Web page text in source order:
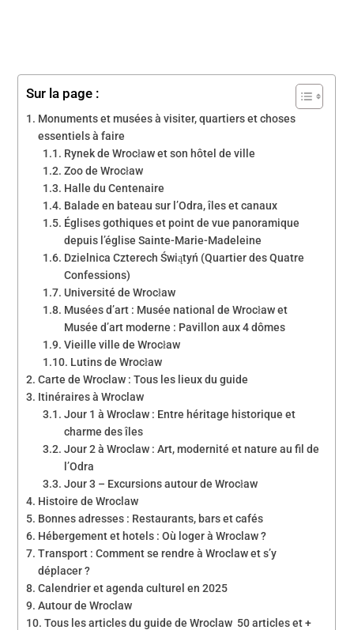
Sur la page :
Monuments et musées à visiter, quartiers et choses
essentiels à faire
Rynek de Wrocław et son hôtel de ville
Zoo de Wrocław
Halle du Centenaire
Balade en bateau sur l’Odra, îles et canaux
Églises gothiques et point de vue panoramique
depuis l’église Sainte-Marie-Madeleine
Dzielnica Czterech Świątyń (Quartier des Quatre
Confessions)
Université de Wrocław
Musées d’art : Musée national de Wrocław et
Musée d’art moderne : Pavillon aux 4 dômes
Vieille ville de Wrocław
Lutins de Wrocław
Carte de Wroclaw : Tous les lieux du guide
Itinéraires à Wroclaw
Jour 1 à Wroclaw : Entre héritage historique et
charme des îles
Jour 2 à Wroclaw : Art, modernité et nature au fil de
l’Odra
Jour 3 – Excursions autour de Wrocław
Histoire de Wroclaw
Bonnes adresses : Restaurants, bars et cafés
Hébergement et hotels : Où loger à Wroclaw ?
Transport : Comment se rendre à Wroclaw et s’y
déplacer ?
Calendrier et agenda culturel en 2025
Autour de Wroclaw
Tous les articles du guide de Wroclaw 50 articles et +